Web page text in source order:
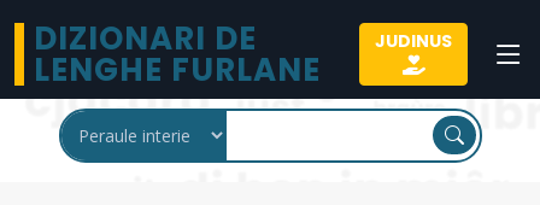
DIZIONARI DE
LENGHE FURLANE
JUDINUS